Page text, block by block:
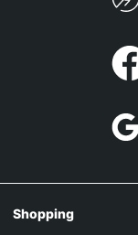
Shopping